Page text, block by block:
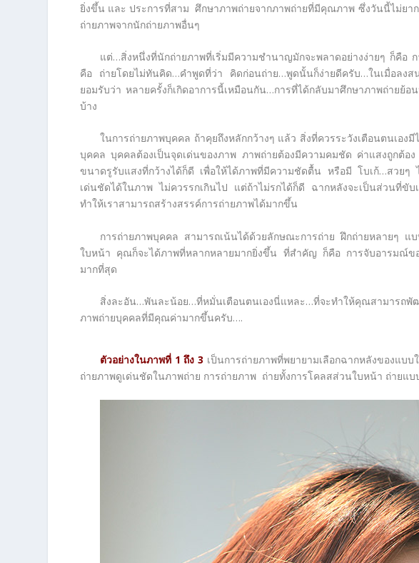
ยิ่งขึ้น และ ประการที่สาม ศึกษาภาพถ่ายจากภาพถ่ายที่มีคุณภาพ ซึ่งวันนี้ไม่ยา
ถ่ายภาพจากนักถ่ายภาพอื่นๆ
แต่…สิ่งหนึ่งที่นักถ่ายภาพที่เริ่มมีความชำนาญมักจะพลาดอย่างง่ายๆ ก็คือ
คือ ถ่ายโดยไม่ทันคิด…คำพูดที่ว่า คิดก่อนถ่าย…พูดนั้นก็ง่ายดีครับ…ในเมื่อลง
ยอมรับว่า หลายครั้งก็เกิดอาการนี้เหมือนกัน…การที่ได้กลับมาศึกษาภาพถ่ายย้อ
บ้าง
ในการถ่ายภาพบุคคล ถ้าคุยถึงหลักกว้างๆ แล้ว สิ่งที่ควรระวังเตือนตนเองมี
บุคคล บุคคลต้องเป็นจุดเด่นของภาพ ภาพถ่ายต้องมีความคมชัด ค่าแสงถูกต้อ
ขนาดรูรับแสงที่กว้างได้ก็ดี เพื่อให้ได้ภาพที่มีความชัดตื้น หรือมี โบเก้…สวยๆ
เด่นชัดได้ในภาพ ไม่ควรรกเกินไป แต่ถ้าไม่รกได้ก็ดี ฉากหลังจะเป็นส่วนที่ขั
ทำให้เราสามารถสร้างสรรค์การถ่ายภาพได้มากขึ้น
การถ่ายภาพบุคคล สามารถเน้นได้ด้วยลักษณะการถ่าย ฝึกถ่ายหลายๆ
ใบหน้า คุณก็จะได้ภาพที่หลากหลายมากยิ่งขึ้น ที่สำคัญ ก็คือ การจับอารมณ์ข
มากที่สุด
สิ่งละอัน…พันละน้อย…ที่หมั่นเตือนตนเองนี่แหละ…ที่จะทำให้คุณสามา
ภาพถ่ายบุคคลที่มีคุณค่ามากขึ้นครับ….
ตัวอย่างในภาพที่ 1 ถึง 3 เป็นการถ่ายภาพที่พยายามเลือกฉากหลังของแบ
ถ่ายภาพดูเด่นชัดในภาพถ่าย การถ่ายภาพ ถ่ายทั้งการโคลสส่วนใบหน้า ถ่ายแ